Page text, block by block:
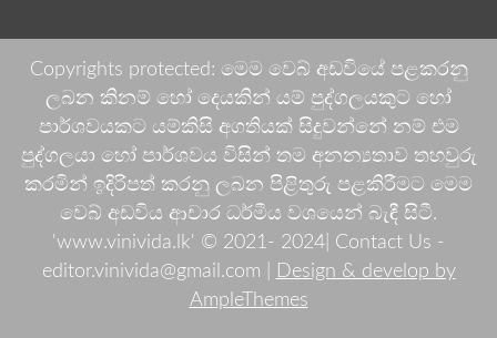
Copyrights protected: මෙම වෙබ් අඩවියේ පළකරනු
ලබන කිනම් හෝ දෙයකින් යම් පුද්ගලයකුට හෝ
පාර්ශවයකට යම්කිසි අගතියක් සිදුවන්නේ නම් එම
පුද්ගලයා හෝ පාර්ශවය විසින් තම අනන්‍යතාව තහවුරු
කරමින් ඉදිරිපත් කරනු ලබන පිළිතුරු පළකිරීමට මෙම
වෙබ් අඩවිය ආචාර ධර්මීය වශයෙන් බැඳී සිටී.
'www.vinivida.lk' © 2021- 2024| Contact Us -
editor.vinivida@gmail.com |
Design & develop by
AmpleThemes